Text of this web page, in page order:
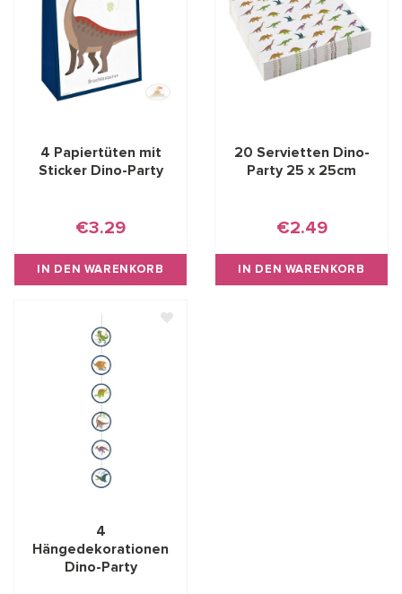
4 Papiertüten mit
Sticker Dino-Party
€3.29
IN DEN WARENKORB
20 Servietten Dino-
Party 25 x 25cm
€2.49
IN DEN WARENKORB
4
Hängedekorationen
Dino-Party